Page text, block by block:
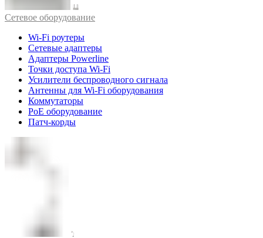
Cетевое оборудование
Wi-Fi роутеры
Сетевые адаптеры
Адаптеры Powerline
Точки доступа Wi-Fi
Усилители беспроводного сигнала
Антенны для Wi-Fi оборудования
Коммутаторы
PoE оборудование
Патч-корды